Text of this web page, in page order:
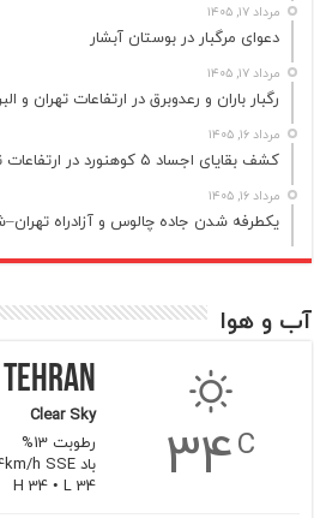
مرداد ۱۷, ۱۴۰۵
دعوای مرگبار در بوستان آبشار
مرداد ۱۷, ۱۴۰۵
رگبار باران و رعدوبرق در ارتفاعات تهران و
مرداد ۱۶, ۱۴۰۵
کشف بقایای اجساد ۵ کوهنورد در ارتفاعات نپال
مرداد ۱۶, ۱۴۰۵
یکطرفه شدن جاده چالوس و آزادراه
آب و هوا
34C
Tehran
Clear Sky
رطوبت 13%
باد 4km/h SSE
H 34 • L 34